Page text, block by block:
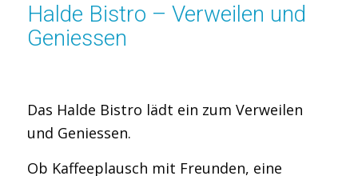
Halde Bistro – Verweilen und
Geniessen
Das Halde Bistro lädt ein zum Verweilen
und Geniessen.
Ob Kaffeeplausch mit Freunden, eine